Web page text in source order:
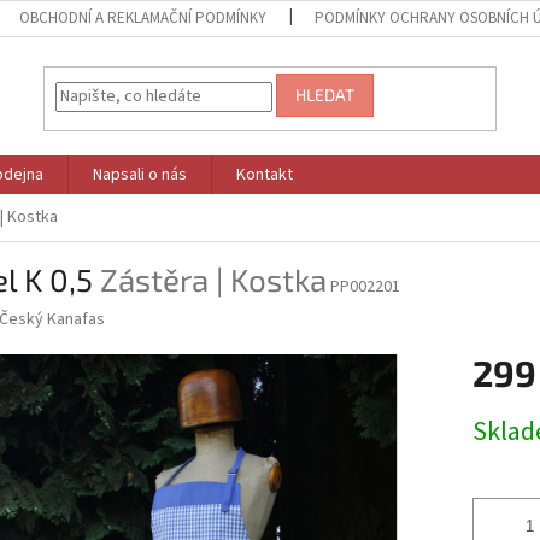
OBCHODNÍ A REKLAMAČNÍ PODMÍNKY PODMÍNKY OCHRANY OSOBNÍCH
HLEDAT
Napsali o nás
Kontakt
Kostka
K 0,5 Zástěra | Kostka PP002201
Český Kanafas
cena: